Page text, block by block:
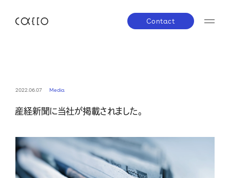
About us
Company
株主・投資家の皆さまへ
IRニュース IRお問い合わせ
免責事項
Contact
2022.06.07 Media
産経新聞に当社が掲載されました。